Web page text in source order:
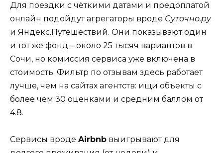
Для поездки с чёткими датами и предоплатой
онлайн подойдут агрегаторы вроде Суточно.ру
и Яндекс.Путешествий. Они показывают один
и тот же фонд – около 25 тысяч вариантов в
Сочи, но комиссия сервиса уже включена в
стоимость. Фильтр по отзывам здесь работает
лучше, чем на сайтах агентств: ищи объекты с
более чем 30 оценками и средним баллом от
4.8.
Сервисы вроде Airbnb выигрывают для